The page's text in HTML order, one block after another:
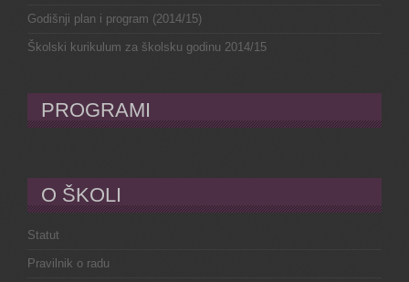
Godišnji plan i program (2014/15)
Školski kurikulum za školsku godinu 2014/15
PROGRAMI
O ŠKOLI
Statut
Pravilnik o radu